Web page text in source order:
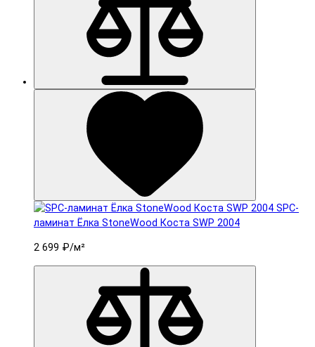
SPC-
ламинат Ëлка StoneWood Коста SWP 2004
2 699 ₽/м²